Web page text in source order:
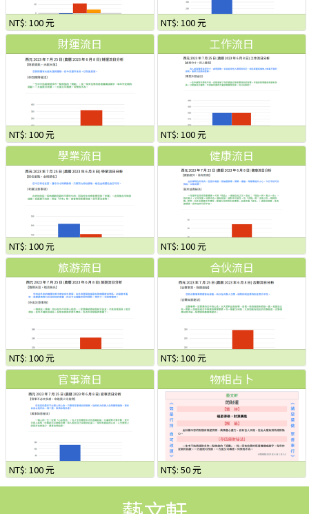
NT$: 100 元 NT$: 100 元
財運流日
NT$: 100 元
工作流日
NT$: 100 元
學業流日
NT$: 100 元
健康流日
NT$: 100 元
旅游流日
NT$: 100 元
合伙流日
NT$: 100 元
官事流日
NT$: 100 元
物相占卜
NT$: 50 元